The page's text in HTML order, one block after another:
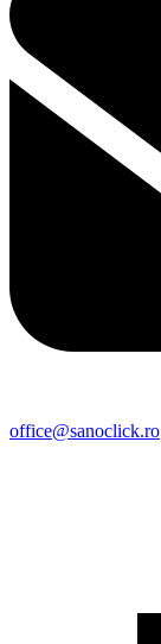
office@sanoclick.ro